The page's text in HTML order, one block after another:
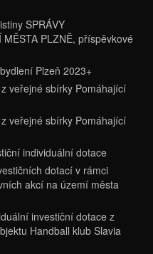
SPRÁVY
PLZNĚ, příspěvkové
Plzeň 2023+
veřejné sbírky Pomáhající
veřejné sbírky Pomáhající
individuální dotace
dotací v rámci
akcí na území města
investiční dotace z
Handball klub Slavia